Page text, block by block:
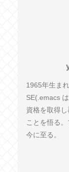
1965年生ま
SE(.emacs
資格を取得し
ことを悟る
今に至る。